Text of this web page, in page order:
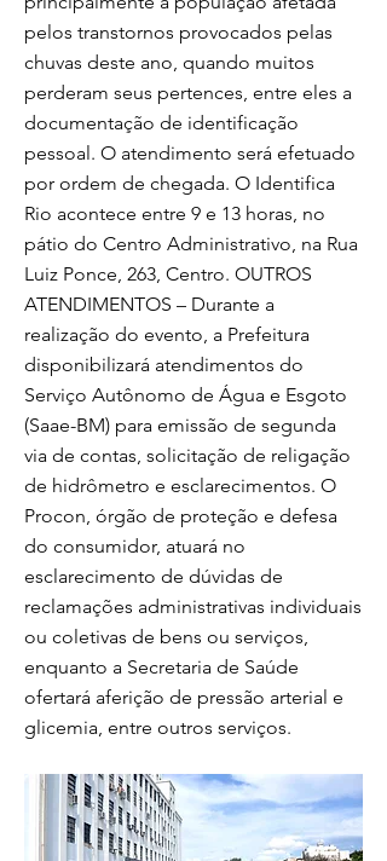
pelos transtornos provocados pelas
chuvas deste ano, quando muitos
perderam seus pertences, entre eles a
documentação de identificação
pessoal. O atendimento será efetuado
por ordem de chegada. O Identifica
Rio acontece entre 9 e 13 horas, no
pátio do Centro Administrativo, na Rua
Luiz Ponce, 263, Centro. OUTROS
ATENDIMENTOS – Durante a
realização do evento, a Prefeitura
disponibilizará atendimentos do
Serviço Autônomo de Água e Esgoto
(Saae-BM) para emissão de segunda
via de contas, solicitação de religação
de hidrômetro e esclarecimentos. O
Procon, órgão de proteção e defesa
do consumidor, atuará no
esclarecimento de dúvidas de
reclamações administrativas individuais
ou coletivas de bens ou serviços,
enquanto a Secretaria de Saúde
ofertará aferição de pressão arterial e
glicemia, entre outros serviços.